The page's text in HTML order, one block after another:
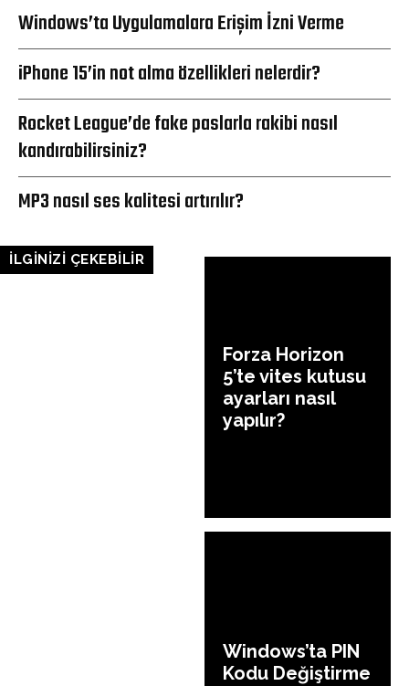
Windows’ta Uygulamalara Erişim İzni Verme
iPhone 15’in not alma özellikleri nelerdir?
Rocket League’de fake paslarla rakibi nasıl
kandırabilirsiniz?
MP3 nasıl ses kalitesi artırılır?
İLGİNİZİ ÇEKEBİLİR
Forza Horizon
5’te vites kutusu
ayarları nasıl
yapılır?
Windows’ta PIN
Kodu Değiştirme